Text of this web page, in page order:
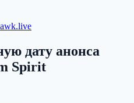
дату анонса
Spirit